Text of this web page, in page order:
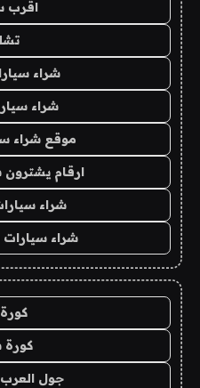
اقرب
شراء
شراء
موقع شراء
ارقام
شراء
شراء
كورة 365
كورة
جول العرب goalarab